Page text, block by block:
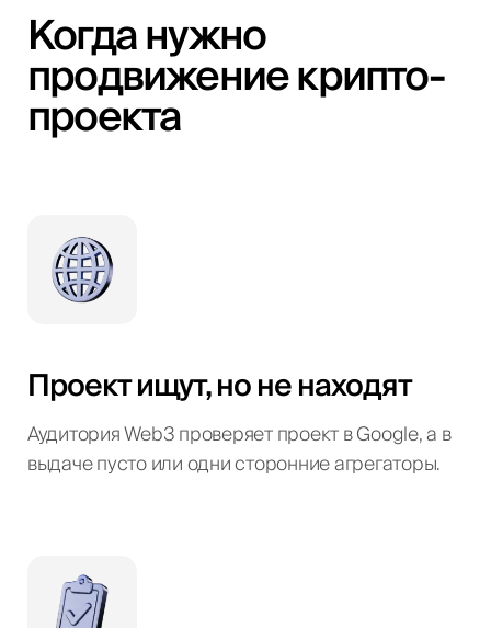
Когда нужно
продвижение крипто-
проекта
Проект ищут, но не находят
Аудитория Web3 проверяет проект в Google, а в
выдаче пусто или одни сторонние агрегаторы.